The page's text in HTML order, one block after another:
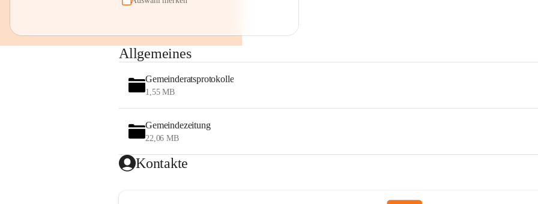
Allgemeines
Gemeinderatsprotokolle
1,55 MB
Gemeindezeitung
22,06 MB
Kontakte